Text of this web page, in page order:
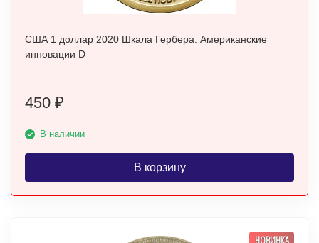
США 1 доллар 2020 Шкала Гербера. Американские
инновации D
450 ₽
В наличии
В корзину
НОВИНКА